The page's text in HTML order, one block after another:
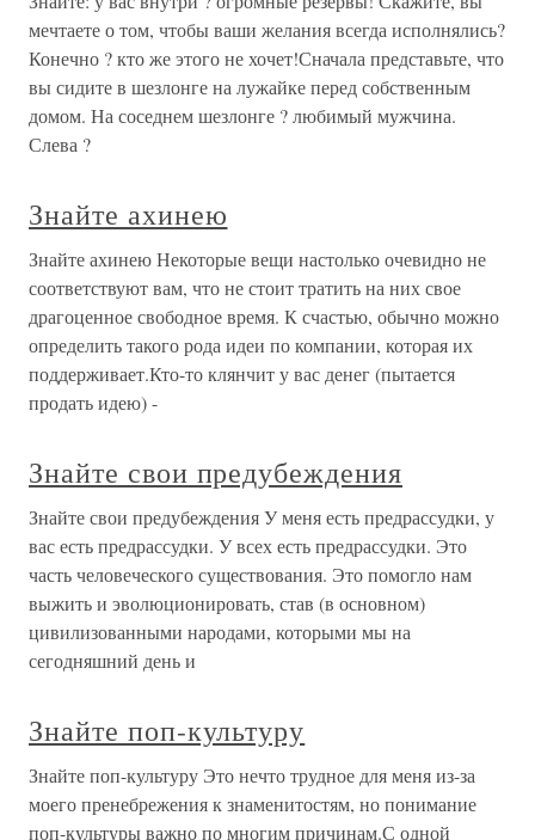
мечтаете о том, чтобы ваши желания всегда исполнялись?
Конечно ? кто же этого не хочет!Сначала представьте, что
вы сидите в шезлонге на лужайке перед собственным
домом. На соседнем шезлонге ? любимый мужчина.
Слева ?
Знайте ахинею
Знайте ахинею Некоторые вещи настолько очевидно не
соответствуют вам, что не стоит тратить на них свое
драгоценное свободное время. К счастью, обычно можно
определить такого рода идеи по компании, которая их
поддерживает.Кто-то клянчит у вас денег (пытается
продать идею) -
Знайте свои предубеждения
Знайте свои предубеждения У меня есть предрассудки, у
вас есть предрассудки. У всех есть предрассудки. Это
часть человеческого существования. Это помогло нам
выжить и эволюционировать, став (в основном)
цивилизованными народами, которыми мы на
сегодняшний день и
Знайте поп-культуру
Знайте поп-культуру Это нечто трудное для меня из-за
моего пренебрежения к знаменитостям, но понимание
поп-культуры важно по многим причинам.С одной